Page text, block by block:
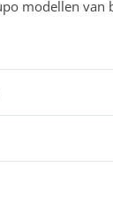
modellen van